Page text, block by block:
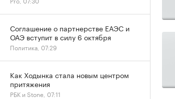
Соглашение о партнерстве ЕАЭС и
ОАЭ вступит в силу 6 октября
Политика, 07:29
Как Ходынка стала новым центром
притяжения
РБК и Stone, 07:11